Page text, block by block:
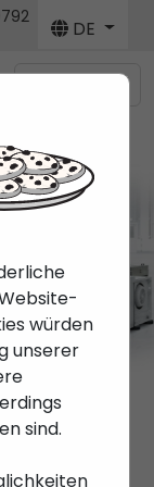
DE
Menú
würden
unserer
sind.